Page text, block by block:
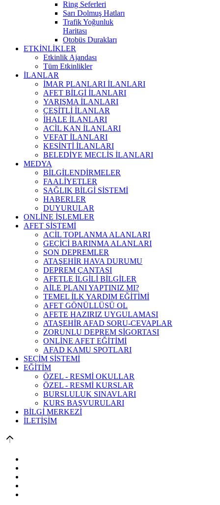
Ring Seferleri
Sarı Dolmuş Hatları
Trafik Yoğunluk
Haritası
Otobüs Durakları
ETKİNLİKLER
Etkinlik Ajandası
Tüm Etkinlikler
İLANLAR
İMAR PLANLARI İLANLARI
AFET BİLGİ İLANLARI
YARIŞMA İLANLARI
ÇEŞİTLİ İLANLAR
İHALE İLANLARI
ACİL KAN İLANLARI
VEFAT İLANLARI
KESİNTİ İLANLARI
BELEDİYE MECLİS İLANLARI
MEDYA
BİLGİLENDİRMELER
FAALİYETLER
SAĞLIK BİLGİ SİSTEMİ
HABERLER
DUYURULAR
ONLİNE İŞLEMLER
AFET SİSTEMİ
ACİL TOPLANMA ALANLARI
GEÇİCİ BARINMA ALANLARI
SON DEPREMLER
ATAŞEHİR HAVA DURUMU
DEPREM ÇANTASI
AFETLE İLGİLİ BİLGİLER
AİLE PLANI YAPTINIZ MI?
TEMEL İLK YARDIM EĞİTİMİ
AFET GÖNÜLLÜSÜ OL
AFETE HAZIRIZ UYGULAMASI
ATAŞEHİR AFAD SORU-CEVAPLAR
ZORUNLU DEPREM SİGORTASI
ONLİNE AFET EĞİTİMİ
AFAD KAMU SPOTLARI
SEÇİM SİSTEMİ
EĞİTİM
ÖZEL - RESMİ OKULLAR
ÖZEL - RESMİ KURSLAR
BURSLULUK SINAVLARI
KURS BAŞVURULARI
BİLGİ MERKEZİ
İLETİŞİM